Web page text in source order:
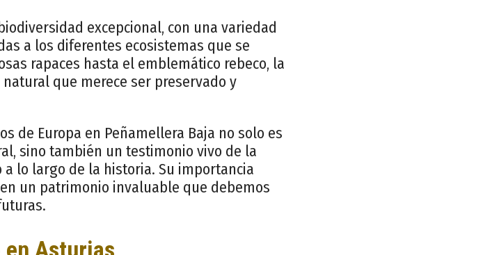
excepcional, con una variedad
a los diferentes ecosistemas que se
rapaces hasta el emblemático rebeco, la
que merece ser preservado y
de Europa en Peñamellera Baja no solo es
sino también un testimonio vivo de la
lo largo de la historia. Su importancia
un patrimonio invaluable que debemos